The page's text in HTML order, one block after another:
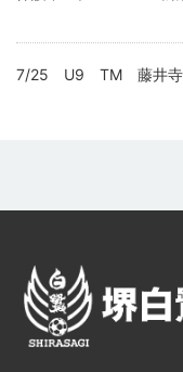
7/25 U9 TM 藤井寺